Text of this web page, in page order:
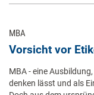
MBA
Vorsicht vor
MBA - eine
denken lässt und als